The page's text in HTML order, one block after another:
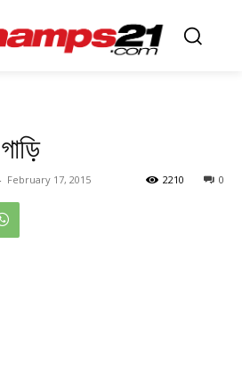
February 17, 2015 0
2210